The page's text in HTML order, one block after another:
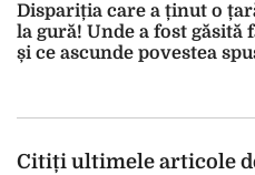
Dispariția care a ținut o
la gură! Unde a fost găsită
și ce ascunde povestea
Citiți ultimele articole